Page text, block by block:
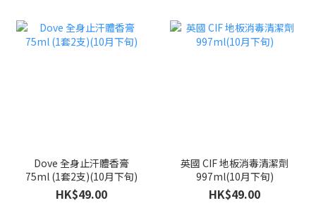
Dove 全身止汗體香膏
75ml (1套2支)(10月下旬)
HK$49.00
英國 CIF 地板消毒清潔劑
997ml(10月下旬)
HK$49.00